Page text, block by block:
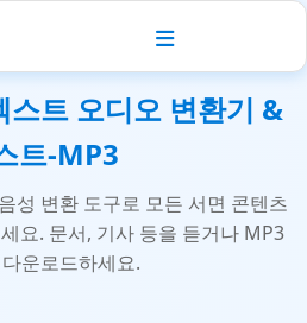
스트 오디오 변환기 &
트-MP3
성 변환 도구로 모든 서면 콘텐츠
요. 문서, 기사 등을 듣거나 MP3
운로드하세요.